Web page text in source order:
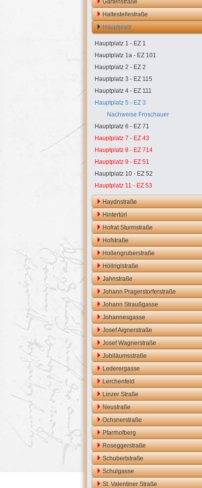
Gartenstraße
Haltestellestraße
Hauptplatz
Hauptplatz 1 - EZ 1
Hauptplatz 1a - EZ 101
Hauptplatz 2 - EZ 2
Hauptplatz 3 - EZ 115
Hauptplatz 4 - EZ 111
Hauptplatz 5 - EZ 3
Nachweise Froschauer
Hauptplatz 6 - EZ 71
Hauptplatz 7 - EZ 43
Hauptplatz 8 - EZ 714
Hauptplatz 9 - EZ 51
Hauptplatz 10 - EZ 52
Hauptplatz 11 - EZ 53
Haydnstraße
Hintertürl
Hofrat Sturmstraße
Hofstraße
Hollengruberstraße
Höllriglstraße
Jahnstraße
Johann Pragerstorferstraße
Johann Straußgasse
Johannesgasse
Josef Aignerstraße
Josef Wagnerstraße
Jubiläumsstraße
Lederergasse
Lerchenfeld
Linzer Straße
Neustraße
Ochsnerstraße
Pfarrhofberg
Roseggerstraße
Schubertstraße
Schulgasse
St. Valentiner Straße